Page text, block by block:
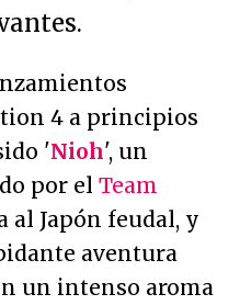
4 a principios
'Nioh', un
por el Team
al Japón feudal, y
aventura
un intenso aroma